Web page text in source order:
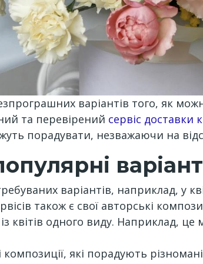
варіантів того, як
та перевірений сервіс доставки
порадувати, незважаючи на
варіантів, наприклад, у
також є свої авторські
квітів одного виду. Наприклад,
які порадують